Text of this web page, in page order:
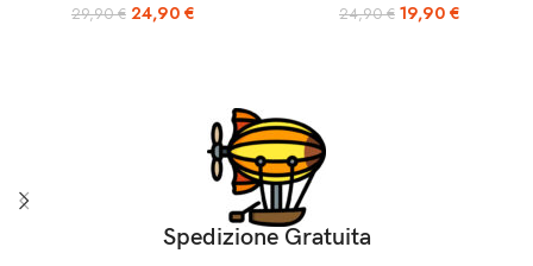
29,90€ 24,90 € 24,90€ 19,90 €
Spedizione Gratuita